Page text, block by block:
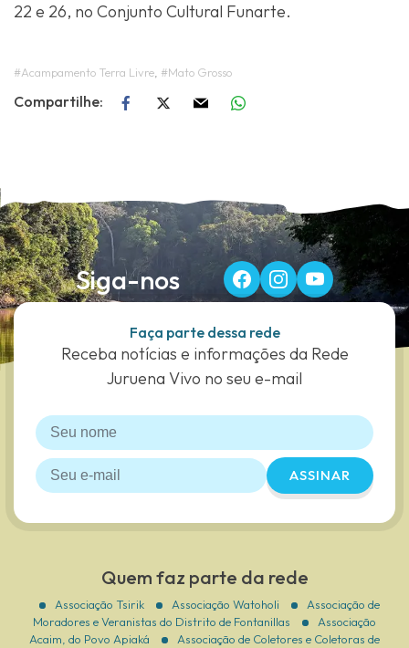
22 e 26, no Conjunto Cultural Funarte.
#Acampamento Terra Livre, #Mato Grosso
Siga-nos
Faça parte dessa rede
Receba notícias e informações da Rede
Juruena Vivo no seu e-mail
ASSINAR
Quem faz parte da rede
Associação Tsirik Associação Watoholi
Associação de
Moradores e Veranistas do Distrito de Fontanillas
Associação
Acaim, do Povo Apiaká
Associação de Coletores e Coletoras de